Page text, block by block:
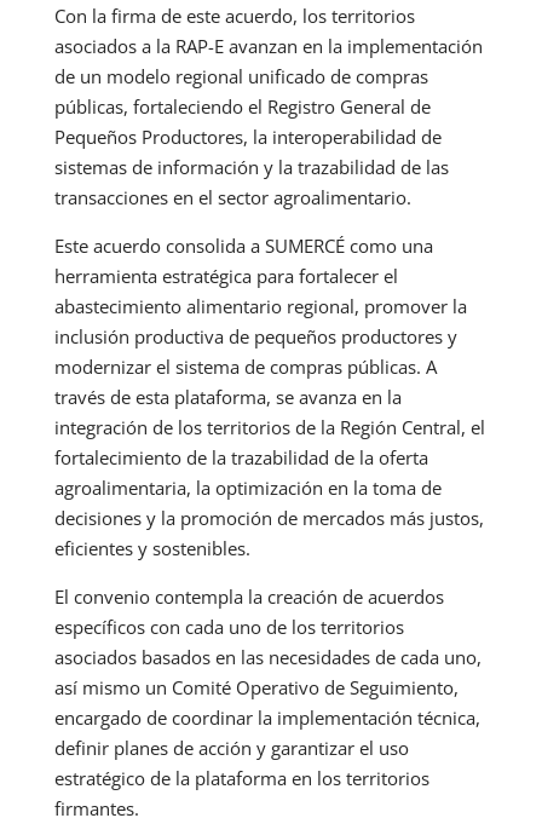
Con la firma de este acuerdo, los territorios
asociados a la RAP-E avanzan en la implementación
de un modelo regional unificado de compras
públicas, fortaleciendo el Registro General de
Pequeños Productores, la interoperabilidad de
sistemas de información y la trazabilidad de las
transacciones en el sector agroalimentario.
Este acuerdo consolida a SUMERCÉ como una
herramienta estratégica para fortalecer el
abastecimiento alimentario regional, promover la
inclusión productiva de pequeños productores y
modernizar el sistema de compras públicas. A
través de esta plataforma, se avanza en la
integración de los territorios de la Región Central, el
fortalecimiento de la trazabilidad de la oferta
agroalimentaria, la optimización en la toma de
decisiones y la promoción de mercados más justos,
eficientes y sostenibles.
El convenio contempla la creación de acuerdos
específicos con cada uno de los territorios
asociados basados en las necesidades de cada uno,
así mismo un Comité Operativo de Seguimiento,
encargado de coordinar la implementación técnica,
definir planes de acción y garantizar el uso
estratégico de la plataforma en los territorios
firmantes.